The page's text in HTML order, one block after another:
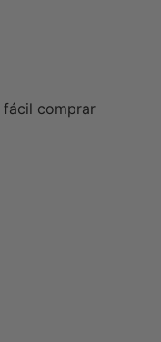
fácil comprar